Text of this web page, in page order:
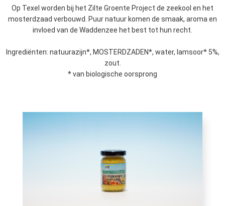
Op Texel worden bij het Zilte Groente Project de zeekool en het
mosterdzaad verbouwd. Puur natuur komen de smaak, aroma en
invloed van de Waddenzee het best tot hun recht.
Ingrediënten: natuurazijn*, MOSTERDZADEN*, water, lamsoor* 5%,
zout.
* van biologische oorsprong